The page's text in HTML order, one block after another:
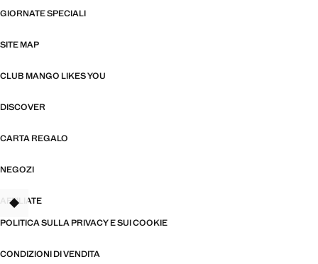
GIORNATE SPECIALI
SITE MAP
CLUB MANGO LIKES YOU
DISCOVER
CARTA REGALO
NEGOZI
AFFILIATE
POLITICA SULLA PRIVACY E SUI COOKIE
CONDIZIONI DI VENDITA